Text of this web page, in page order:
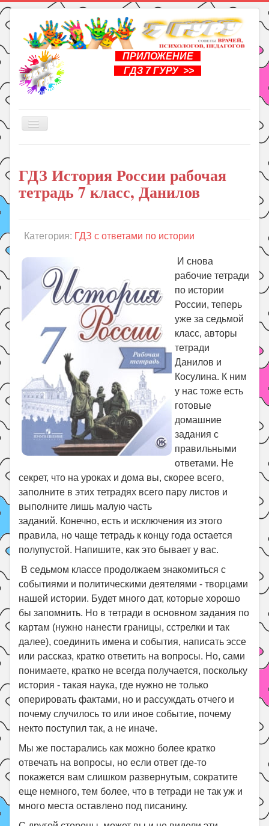
ПРИЛОЖЕНИЕ
ГДЗ 7 ГУРУ >>
Включить/
Книги
Рукоделие
Уроки
Праздники
Психология
Летом!
Поиск
ГДЗ История России рабочая
тетрадь 7 класс, Данилов
Категория: ГДЗ с ответами по истории
И снова
рабочие тетради
по истории
России, теперь
уже за седьмой
класс, авторы
тетради
Данилов и
Косулина. К ним
у нас тоже есть
готовые
домашние
задания с
правильными
ответами. Не
секрет, что на уроках и дома вы, скорее всего,
заполните в этих тетрадях всего пару листов и
выполните лишь малую часть
заданий. Конечно, есть и исключения из этого
правила, но чаще тетрадь к концу года остается
полупустой. Напишите, как это бывает у вас.
В седьмом классе продолжаем знакомиться с
событиями и политическими деятелями - творцами
нашей истории. Будет много дат, которые хорошо
бы запомнить. Но в тетради в основном задания по
картам (нужно нанести границы, сстрелки и так
далее), соединить имена и события, написать эссе
или рассказ, кратко ответить на вопросы. Но, сами
понимаете, кратко не всегда получается, поскольку
история - такая наука, где нужно не только
оперировать фактами, но и рассуждать отчего и
почему случилось то или иное событие, почему
некто поступил так, а не иначе.
Мы же постарались как можно более кратко
отвечать на вопросы, но если ответ где-то
покажется вам слишком развернутым, сократите
еще немного, тем более, что в тетради не так уж и
много места оставлено под писанину.